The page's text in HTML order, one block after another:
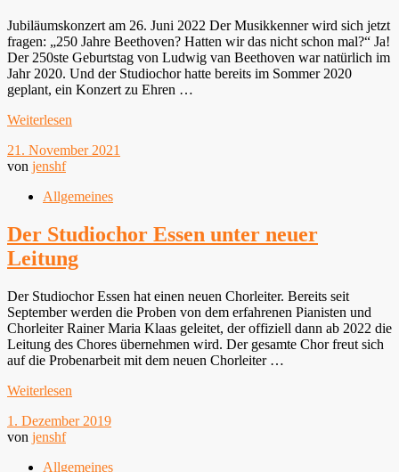
Jubiläumskonzert am 26. Juni 2022 Der Musikkenner wird sich jetzt
fragen: „250 Jahre Beethoven? Hatten wir das nicht schon mal?“ Ja!
Der 250ste Geburtstag von Ludwig van Beethoven war natürlich im
Jahr 2020. Und der Studiochor hatte bereits im Sommer 2020
geplant, ein Konzert zu Ehren …
Weiterlesen
21. November 2021
von jenshf
Allgemeines
Der Studiochor Essen unter neuer
Leitung
Der Studiochor Essen hat einen neuen Chorleiter. Bereits seit
September werden die Proben von dem erfahrenen Pianisten und
Chorleiter Rainer Maria Klaas geleitet, der offiziell dann ab 2022 die
Leitung des Chores übernehmen wird. Der gesamte Chor freut sich
auf die Probenarbeit mit dem neuen Chorleiter …
Weiterlesen
1. Dezember 2019
von jenshf
Allgemeines